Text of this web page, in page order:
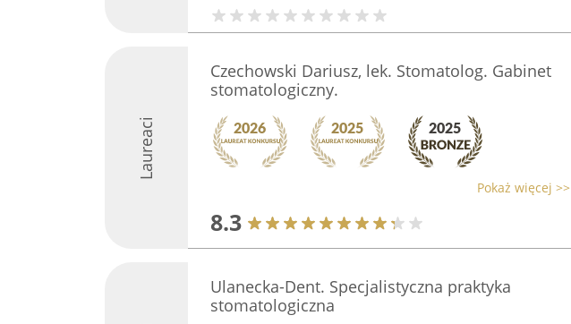
Laureaci
Czechowski Dariusz, lek. Stomatolog. Gabinet
stomatologiczny.
Pokaż więcej >>
8.3
Ulanecka-Dent. Specjalistyczna praktyka
stomatologiczna